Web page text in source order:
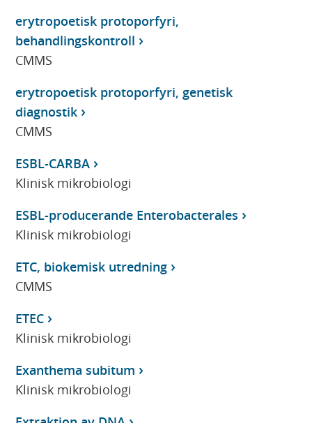
erytropoetisk protoporfyri,
behandlingskontroll
CMMS
erytropoetisk protoporfyri, genetisk
diagnostik
CMMS
ESBL-CARBA
Klinisk mikrobiologi
ESBL-producerande Enterobacterales
Klinisk mikrobiologi
ETC, biokemisk utredning
CMMS
ETEC
Klinisk mikrobiologi
Exanthema subitum
Klinisk mikrobiologi